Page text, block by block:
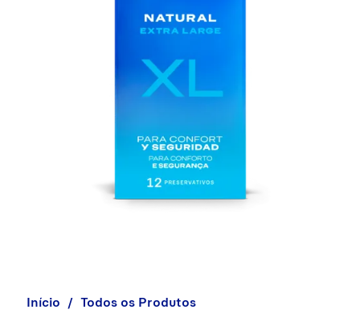
Início Todos os Produtos